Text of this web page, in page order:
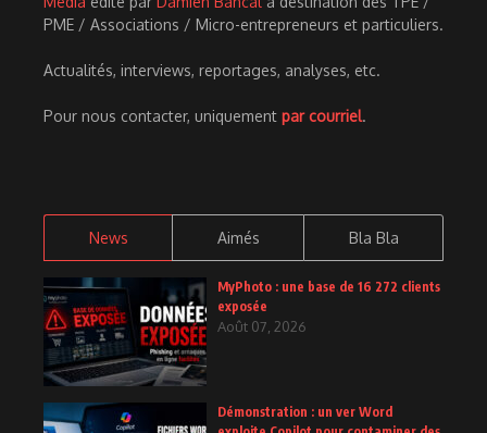
PME / Associations / Micro-entrepreneurs et particuliers.
Actualités, interviews, reportages, analyses, etc.
Pour nous contacter, uniquement par courriel.
News Aimés Bla Bla
MyPhoto : une base de 16 272 clients
exposée
Août 07, 2026
Démonstration : un ver Word